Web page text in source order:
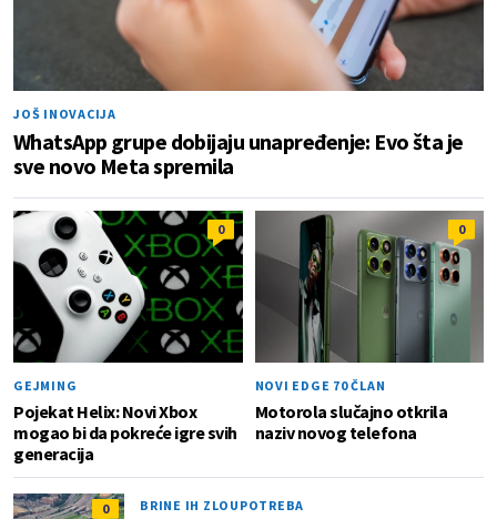
JOŠ INOVACIJA
WhatsApp grupe dobijaju unapređenje: Evo šta je
sve novo Meta spremila
0
GEJMING
Pojekat Helix: Novi Xbox
mogao bi da pokreće igre svih
generacija
0
NOVI EDGE 70 ČLAN
Motorola slučajno otkrila
naziv novog telefona
0 BRINE IH ZLOUPOTREBA